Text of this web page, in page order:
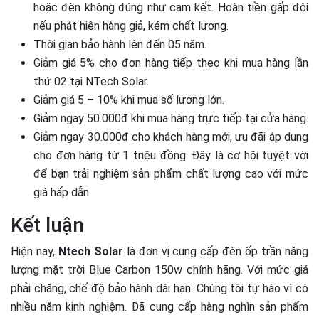
hoặc đèn không đúng như cam kết. Hoàn tiền gấp đôi
nếu phát hiện hàng giả, kém chất lượng.
Thời gian bảo hành lên đến 05 năm.
Giảm giá 5% cho đơn hàng tiếp theo khi mua hàng lần
thứ 02 tại NTech Solar.
Giảm giá 5 – 10% khi mua số lượng lớn.
Giảm ngay 50.000đ khi mua hàng trực tiếp tại cửa hàng.
Giảm ngay 30.000đ cho khách hàng mới, ưu đãi áp dụng
cho đơn hàng từ 1 triệu đồng. Đây là cơ hội tuyệt vời
để bạn trải nghiệm sản phẩm chất lượng cao với mức
giá hấp dẫn.
Kết luận
Hiện nay, Ntech Solar là đơn vị cung cấp đèn ốp trần năng
lượng mặt trời Blue Carbon 150w chính hãng. Với mức giá
phải chăng, chế độ bảo hành dài hạn. Chúng tôi tự hào vì có
nhiều năm kinh nghiệm. Đã cung cấp hàng nghìn sản phẩm